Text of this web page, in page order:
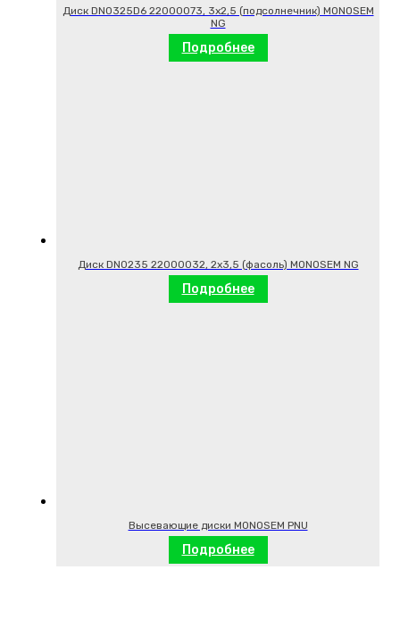
Диск DN0325D6 22000073, 3х2,5 (подсолнечник) MONOSEM
NG
Подробнее
Диск DN0235 22000032, 2х3,5 (фасоль) MONOSEM NG
Подробнее
Высевающие диски MONOSEM PNU
Подробнее